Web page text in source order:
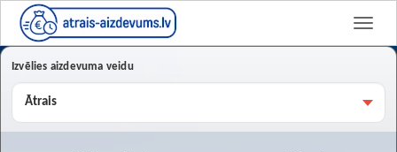
Izvēlies aizdevuma veidu